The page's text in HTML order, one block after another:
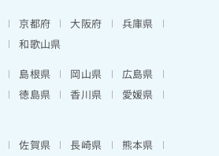
京都府 大阪府
兵庫県
和歌山県
島根県 岡山県
広島県
徳島県 香川県
愛媛県
佐賀県 長崎県
熊本県